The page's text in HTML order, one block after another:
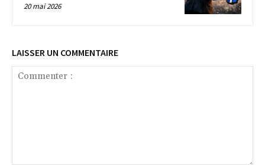
20 mai 2026
LAISSER UN COMMENTAIRE